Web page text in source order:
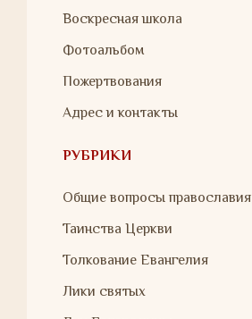
Воскресная школа
Фотоальбом
Пожертвования
Адрес и контакты
РУБРИКИ
Общие вопросы православия
Таинства Церкви
Толкование Евангелия
Лики святых